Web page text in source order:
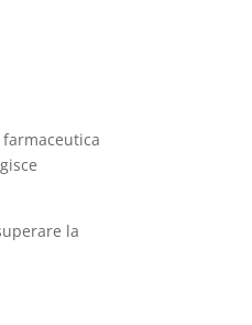
la